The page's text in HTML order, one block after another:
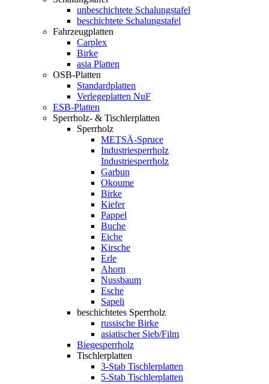
unbeschichtete Schalungstafel
beschichtete Schalungstafel
Fahrzeugplatten
Carplex
Birke
asia Platten
OSB-Platten
Standardplatten
Verlegeplatten NuF
ESB-Platten
Sperrholz- & Tischlerplatten
Sperrholz
METSÄ-Spruce
Industriesperrholz
Industriesperrholz
Garbun
Okoume
Birke
Kiefer
Pappel
Buche
Eiche
Kirsche
Erle
Ahorn
Nussbaum
Esche
Sapeli
beschichtetes Sperrholz
russische Birke
asiatischer Sieb/Film
Biegesperrholz
Tischlerplatten
3-Stab Tischlerplatten
5-Stab Tischlerplatten